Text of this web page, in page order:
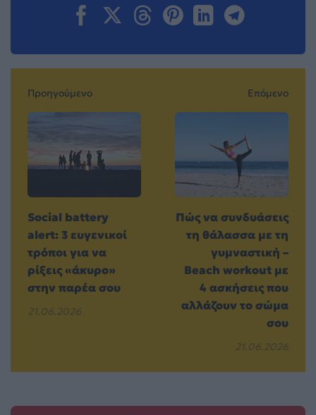
Προηγούμενο
Social battery
alert: 3 ευγενικοί
τρόποι για να
ρίξεις «άκυρο»
στην παρέα σου
21.06.2026
Επόμενο
Πώς να συνδυάσεις
τη θάλασσα με τη
γυμναστική –
Beach workout με
4 ασκήσεις που
αλλάζουν το σώμα
σου
21.06.2026